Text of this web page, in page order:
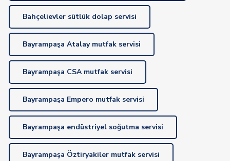
Bahçelievler sütlük dolap servisi
Bayrampaşa Atalay mutfak servisi
Bayrampaşa CSA mutfak servisi
Bayrampaşa Empero mutfak servisi
Bayrampaşa endüstriyel soğutma servisi
Bayrampaşa Öztiryakiler mutfak servisi